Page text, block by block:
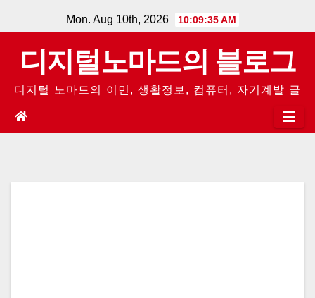
to
content
Mon. Aug 10th, 2026 10:09:36 AM
디지털노마드의 블로그
디지털 노마드의 이민, 생활정보, 컴퓨터, 자기계발 글